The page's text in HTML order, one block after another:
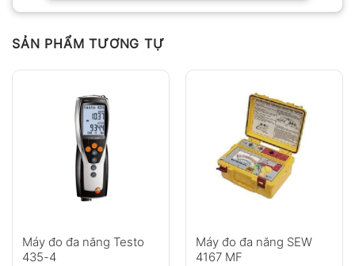
SẢN PHẨM TƯƠNG TỰ
Máy đo đa năng Testo
435-4
Máy đo đa năng SEW
4167 MF